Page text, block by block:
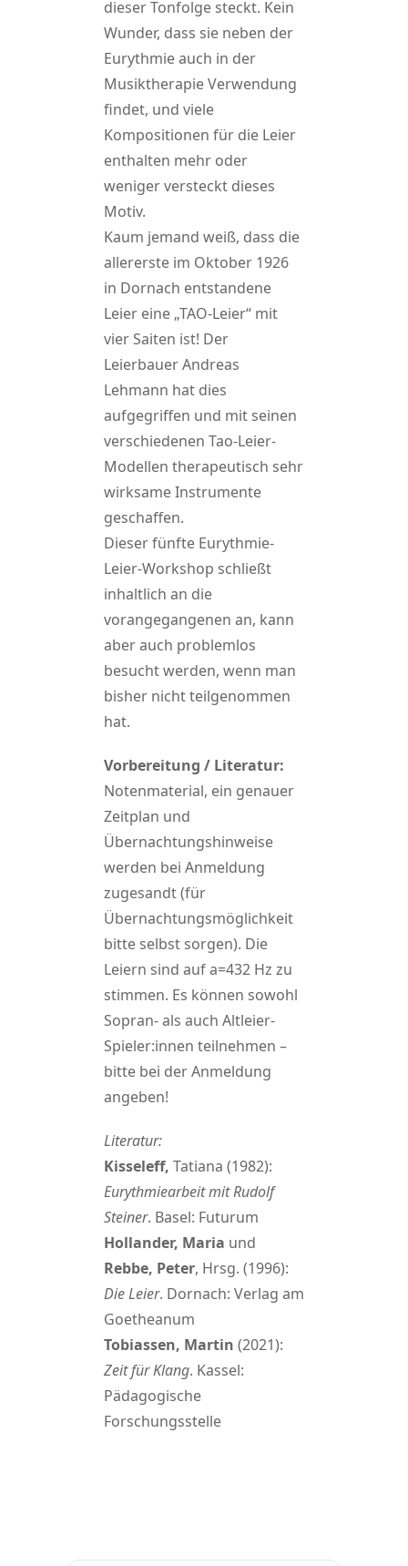
dieser Tonfolge steckt. Kein
Wunder, dass sie neben der
Eurythmie auch in der
Musiktherapie Verwendung
findet, und viele
Kompositionen für die Leier
enthalten mehr oder
weniger versteckt dieses
Motiv.
Kaum jemand weiß, dass die
allererste im Oktober 1926
in Dornach entstandene
Leier eine „TAO-Leier“ mit
vier Saiten ist! Der
Leierbauer Andreas
Lehmann hat dies
aufgegriffen und mit seinen
verschiedenen Tao-Leier-
Modellen therapeutisch sehr
wirksame Instrumente
geschaffen.
Dieser fünfte Eurythmie-
Leier-Workshop schließt
inhaltlich an die
vorangegangenen an, kann
aber auch problemlos
besucht werden, wenn man
bisher nicht teilgenommen
hat.
Vorbereitung / Literatur:
Notenmaterial, ein genauer
Zeitplan und
Übernachtungshinweise
werden bei Anmeldung
zugesandt (für
Übernachtungsmöglichkeit
bitte selbst sorgen). Die
Leiern sind auf a=432 Hz zu
stimmen. Es können sowohl
Sopran- als auch Altleier-
Spieler:innen teilnehmen –
bitte bei der Anmeldung
angeben!
Literatur:
Kisseleff, Tatiana (1982):
Eurythmiearbeit mit Rudolf
Steiner. Basel: Futurum
Hollander, Maria und
Rebbe, Peter, Hrsg. (1996):
Die Leier. Dornach: Verlag am
Goetheanum
Tobiassen, Martin (2021):
Zeit für Klang. Kassel:
Pädagogische
Forschungsstelle